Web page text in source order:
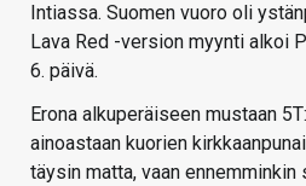
Intiassa. Suomen vuoro oli
Lava Red -version myynti alkoi
6. päivä.
Erona alkuperäiseen mustaan
ainoastaan kuorien
täysin matta, vaan ennemminkin